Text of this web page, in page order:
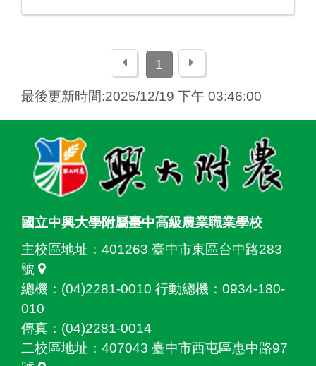
上一頁1 下一頁
最後更新時間:2025/12/19 下午 03:46:00
國立中興大學附屬臺中高級農業職業學校
主校區地址： 401263 臺中市東區台中路283
號
總機：(04)2281-0010 行動總機：0934-180-
010
傳真：(04)2281-0014
二校區地址： 407043 臺中市西屯區惠中路97